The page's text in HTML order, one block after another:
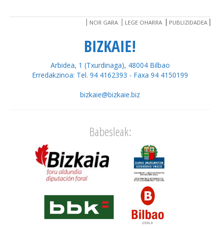
NOR GARA LEGE OHARRA PUBLIZIDADEA
BIZKAIE!
Arbidea, 1 (Txurdinaga), 48004 Bilbao
Erredakzinoa: Tel. 94 4162393 - Faxa 94 4150199
bizkaie@bizkaie.biz
Babesleak: